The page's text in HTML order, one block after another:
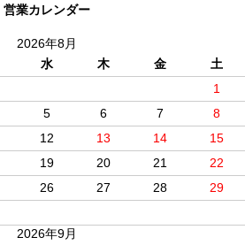
営業カレンダー
2026年8月
水 木 金
土
1
5 6 7
8
12 13 14
15
19 20 21
22
26 27 28
29
2026年9月